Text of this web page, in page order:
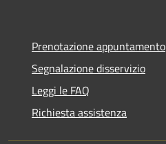
Prenotazione appuntamento
Segnalazione disservizio
Leggi le FAQ
Richiesta assistenza